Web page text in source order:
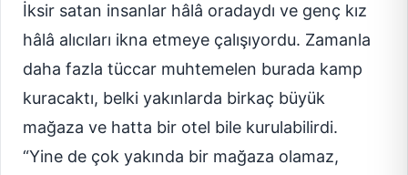
İksir satan insanlar hâlâ oradaydı ve genç kız
hâlâ alıcıları ikna etmeye çalışıyordu. Zamanla
daha fazla tüccar muhtemelen burada kamp
kuracaktı, belki yakınlarda birkaç büyük
mağaza ve hatta bir otel bile kurulabilirdi.
“Yine de çok yakında bir mağaza olamaz,